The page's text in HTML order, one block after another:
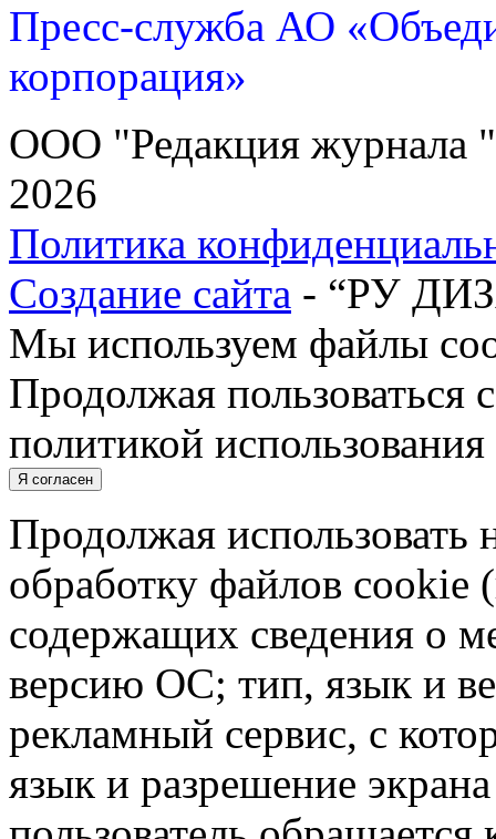
Пресс-служба АО
корпорация»
ООО "Редакция журнала
2026
Политика
Создание сайта - “РУ
Мы используем файлы
Продолжая пользоваться
политикой
Я согласен
Продолжая использовать
обработку файлов cookie
содержащих сведения о
версию ОС; тип, язык и
рекламный сервис, с
язык и разрешение